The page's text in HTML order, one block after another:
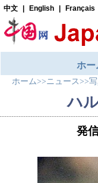
ホーム>>ニュース>>
ハ
発